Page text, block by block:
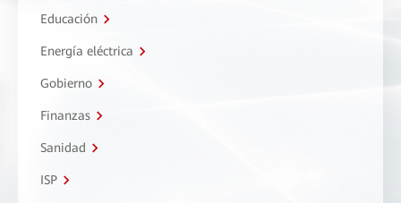
Educación
Energía eléctrica
Gobierno
Finanzas
Sanidad
ISP